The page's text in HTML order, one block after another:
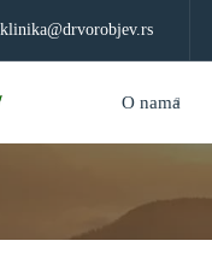
klinika@drvorobjev.rs
O nama